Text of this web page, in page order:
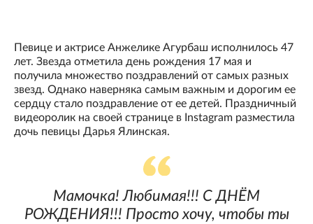
Певице и актрисе Анжелике Агурбаш исполнилось 47
лет. Звезда отметила день рождения 17 мая и
получила множество поздравлений от самых разных
звезд. Однако наверняка самым важным и дорогим ее
сердцу стало поздравление от ее детей. Праздничный
видеоролик на своей странице в Instagram разместила
дочь певицы Дарья Ялинская.
Мамочка! Любимая!!! С ДНЁМ
РОЖДЕНИЯ!!! Просто хочу, чтобы ты